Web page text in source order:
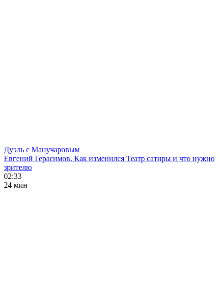
Дуэль с Манучаровым
Евгений Герасимов. Как изменился Театр сатиры и что нужно
зрителю
02:33
24 мин